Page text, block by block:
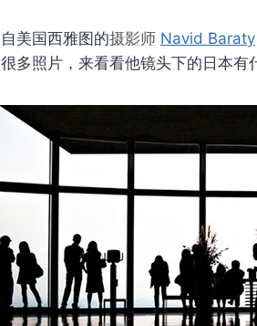
自美国西雅图的摄影师 Navid Baraty
很多照片，来看看他镜头下的日本有